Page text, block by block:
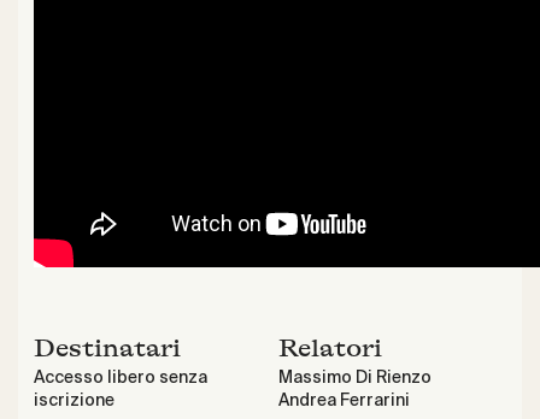
Destinatari
Accesso libero senza
iscrizione
Relatori
Massimo Di Rienzo
Andrea Ferrarini